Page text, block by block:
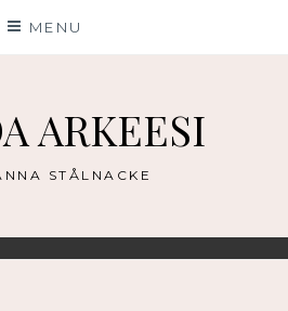
MENU
ARKEESI
STÅLNACKE